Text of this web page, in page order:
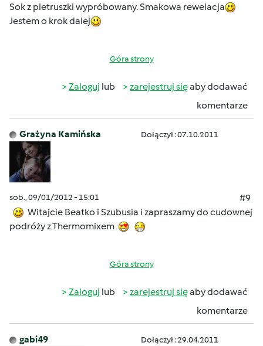
Sok z pietruszki wypróbowany. Smakowa rewelacja
Jestem o krok dalej
Góra strony
Zaloguj lub zarejestruj sięaby dodawać
komentarze
Grażyna Kamińska Dołączył : 07.10.2011
sob., 09/01/2012 - 15:01
#9
Witajcie Beatko i Szubusia i zapraszamy do cudownej
podróży z Thermomixem
Góra strony
Zaloguj lub zarejestruj sięaby dodawać
komentarze
gabi49 Dołączył : 29.04.2011